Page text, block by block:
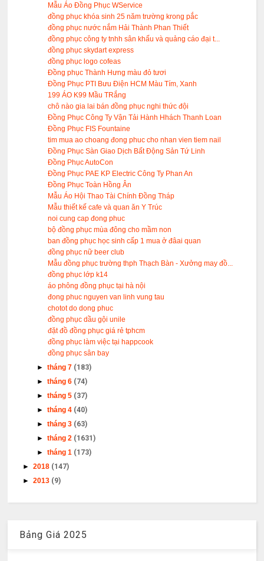
Mẫu Áo Đồng Phục WService
đồng phục khóa sinh 25 năm trường krong pắc
đồng phục nước nắm Hải Thành Phan Thiết
đồng phục công ty tnhh sân khấu và quảng cáo đại t...
đồng phục skydart express
đồng phục logo cofeas
Đồng phục Thành Hưng màu đỏ tươi
Đồng Phục PTI Bưu Điện HCM Màu Tím, Xanh
199 ÁO K99 Mầu TRắng
chô nào gia lai bán đồng phục nghi thức đội
Đồng Phục Công Ty Vận Tải Hành Hhách Thanh Loan
Đồng Phục FIS Fountaine
tim mua ao choang đong phuc cho nhan vien tiem nail
Đồng Phục Sàn Giao Dịch Bất Động Sản Tứ Linh
Đồng Phục AutoCon
Đồng Phục PAE KP Electric Công Ty Phan An
Đồng Phục Toàn Hồng Ân
Mẫu Áo Hội Thao Tài Chính Đồng Tháp
Mẫu thiết kế cafe và quan ăn Y Trúc
noi cung cap đong phuc
bộ đồng phục mùa đông cho mầm non
ban đồng phục học sinh cấp 1 mua ở đâai quan
đồng phục nữ beer club
Mẫu đồng phục trường thph Thạch Bàn - Xưởng may đồ...
đồng phục lớp k14
áo phông đồng phục tại hà nội
đong phuc nguyen van linh vung tau
chotot do dong phuc
đồng phục dầu gội unile
đặt đồ đồng phục giá rẻ tphcm
đồng phục làm việc tại happcook
đồng phục sân bay
►tháng 7 (183)
►tháng 6 (74)
►tháng 5 (37)
►tháng 4 (40)
►tháng 3 (63)
►tháng 2 (1631)
►tháng 1 (173)
►2018 (147)
►2013 (9)
Bảng Giá 2025